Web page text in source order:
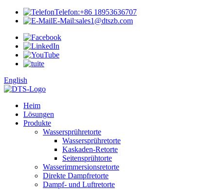
Telefon:+86 18953636707
E-Mail:sales1@dtszb.com
English
Heim
Lösungen
Produkte
Wassersprühretorte
Wassersprühretorte
Kaskaden-Retorte
Seitensprühtorte
Wasserimmersionsretorte
Direkte Dampfretorte
Dampf- und Luftretorte